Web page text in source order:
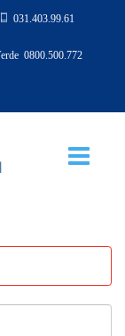
031.403.99.61
0800.500.772